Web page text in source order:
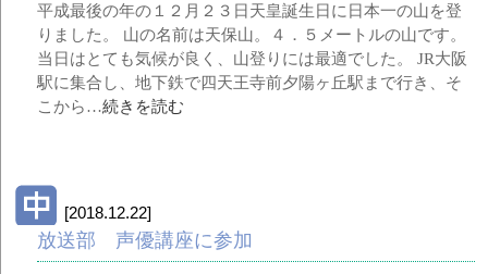
平成最後の年の１２月２３日天皇誕生日に日本一の山を登
りました。 山の名前は天保山。４．５メートルの山です。
当日はとても気候が良く、山登りには最適でした。 JR大阪
駅に集合し、地下鉄で四天王寺前夕陽ヶ丘駅まで行き、そ
こから…続きを読む
[2018.12.22]
放送部 声優講座に参加